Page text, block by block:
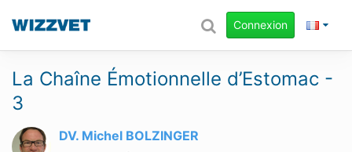
Connexion
La Chaîne Émotionnelle d’Estomac -
3
DV. Michel BOLZINGER